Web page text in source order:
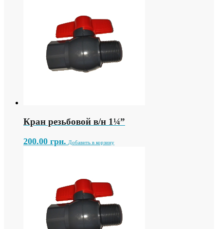
Кран резьбовой в/н 1¼”
200.00 грн. Добавить в корзину